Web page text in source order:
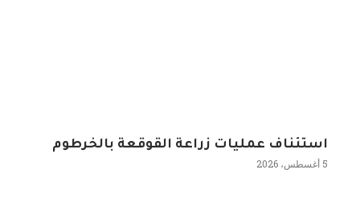
استئناف عمليات زراعة القوقعة بالخرطوم
5 أغسطس، 2026